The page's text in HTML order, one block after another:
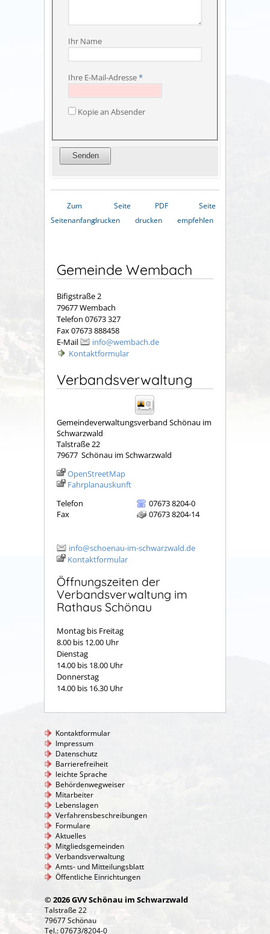
Ihr Name
Ihre E-Mail-Adresse*
Kopie an Absender
Zum
Seitenanfang
Seite
drucken
PDF
drucken
Seite
empfehlen
Gemeinde Wembach
Bifigstraße 2
79677 Wembach
Telefon 07673 327
Fax 07673 888458
E-Mail
info@wembach.de
Kontaktformular
Verbandsverwaltung
Gemeindeverwaltungsverband Schönau im
Schwarzwald
Talstraße 22
79677 Schönau im Schwarzwald
OpenStreetMap
Fahrplanauskunft
Telefon
07673 8204-0
Fax
07673 8204-14
info@schoenau-im-schwarzwald.de
Kontaktformular
Öffnungszeiten der
Verbandsverwaltung im
Rathaus Schönau
Montag bis Freitag
8.00 bis 12.00 Uhr
Dienstag
14.00 bis 18.00 Uhr
Donnerstag
14.00 bis 16.30 Uhr
Kontaktformular
Impressum
Datenschutz
Barrierefreiheit
leichte Sprache
Behördenwegweiser
Mitarbeiter
Lebenslagen
Verfahrensbeschreibungen
Formulare
Aktuelles
Mitgliedsgemeinden
Verbandsverwaltung
Amts- und Mitteilungsblatt
Öffentliche Einrichtungen
© 2026 GVV Schönau im Schwarzwald
Talstraße 22
79677 Schönau
Tel.: 07673/8204-0